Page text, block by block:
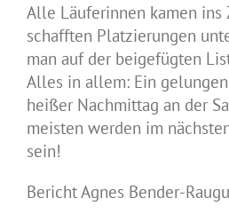
Alle Läuferinnen kamen ins
schafften Platzierungen
man auf der beigefügten
Alles in allem: Ein
heißer Nachmittag an der
meisten werden im
sein!
Bericht Agnes Bender-